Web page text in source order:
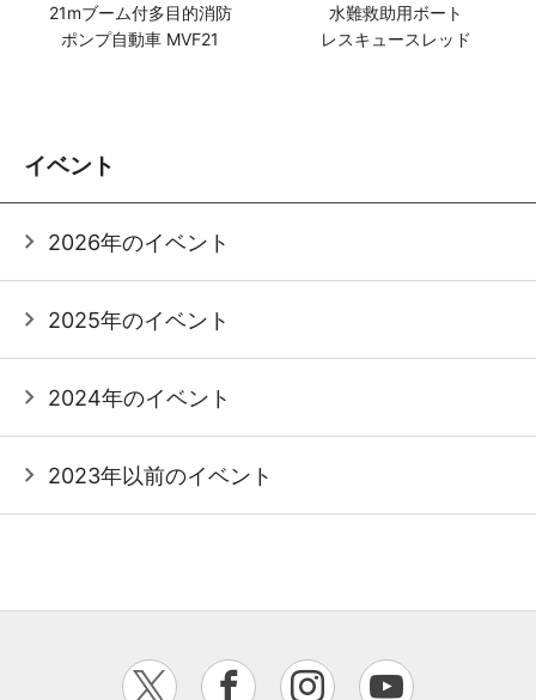
21mブーム付多目的消防
ポンプ自動車 MVF21
水難救助用ボート
レスキュースレッド
イベント
2026年のイベント
2025年のイベント
2024年のイベント
2023年以前のイベント